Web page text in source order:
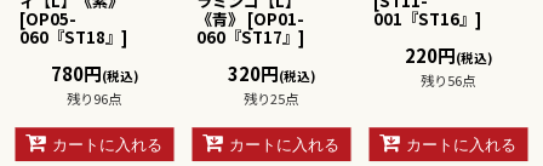
[OP05-
060『ST18』 ]
780円(税込)
残り96点
カートに入れる
《青》 [OP01-
060『ST17』 ]
320円(税込)
残り25点
カートに入れる
001『ST16』 ]
220円(税込)
残り56点
カートに入れる